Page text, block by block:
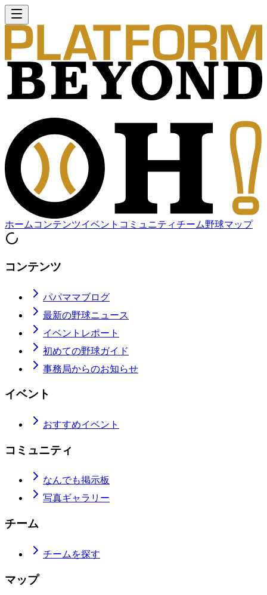
ホーム コンテンツイベント コミュニティチーム野球マップ
コンテンツ
パパママブログ
最新の野球ニュース
イベントレポート
初めての野球ガイド
事務局からのお知らせ
イベント
おすすめイベント
コミュニティ
なんでも掲示板
写真ギャラリー
チーム
チームを探す
マップ